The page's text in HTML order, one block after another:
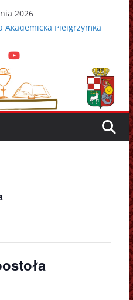
2026
Akademicka Pielgrzymka
XIV
metropolitą
Kazimierz Apel